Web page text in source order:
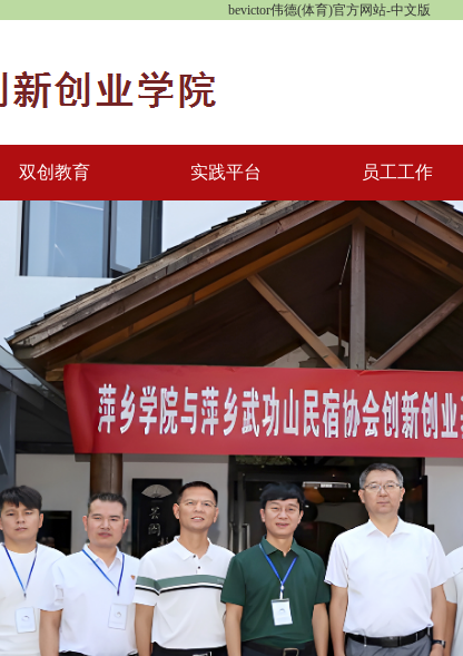
bevictor伟德(体育)官方网站-中文版
双创教育 实践平台 员工工作